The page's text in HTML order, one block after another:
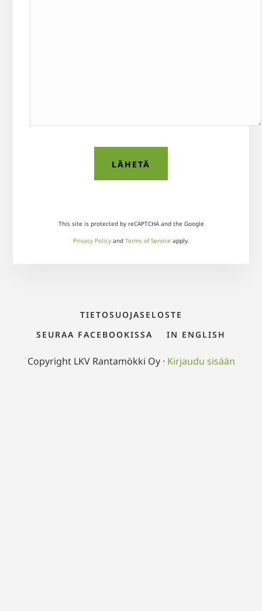
This site is protected by reCAPTCHA and the Google
Privacy Policyand Terms of Service apply.
TIETOSUOJASELOSTE
SEURAA FACEBOOKISSA
IN ENGLISH
Copyright LKV Rantamökki Oy · Kirjaudu sisään